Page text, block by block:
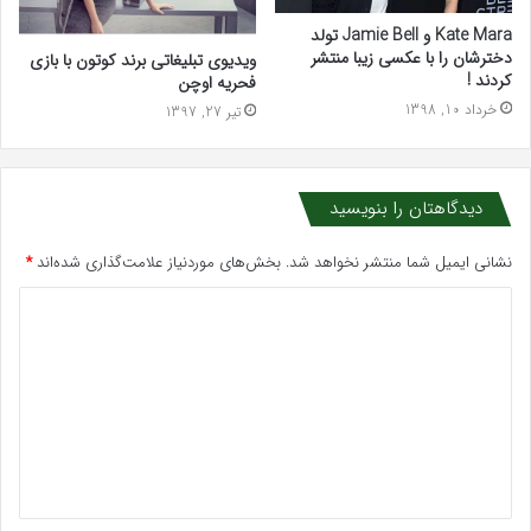
Kate Mara و Jamie Bell تولد
دخترشان را با عکسی زیبا منتشر
کردند !
خرداد 10, 1398
ویدیوی تبلیغاتی برند کوتون با بازی
فحریه اوچن
تیر 27, 1397
دیدگاهتان را بنویسید
نشانی ایمیل شما منتشر نخواهد شد. بخش‌های موردنیاز علامت‌گذاری شده‌اند*
*